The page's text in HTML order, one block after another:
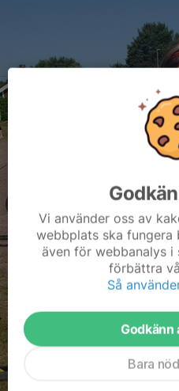
Vi använder oss av
webbplats ska fungera
även för webbanalys
förbättra
Så
Godkänn
Bara